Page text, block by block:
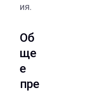
ия.
Об
ще
е
пре